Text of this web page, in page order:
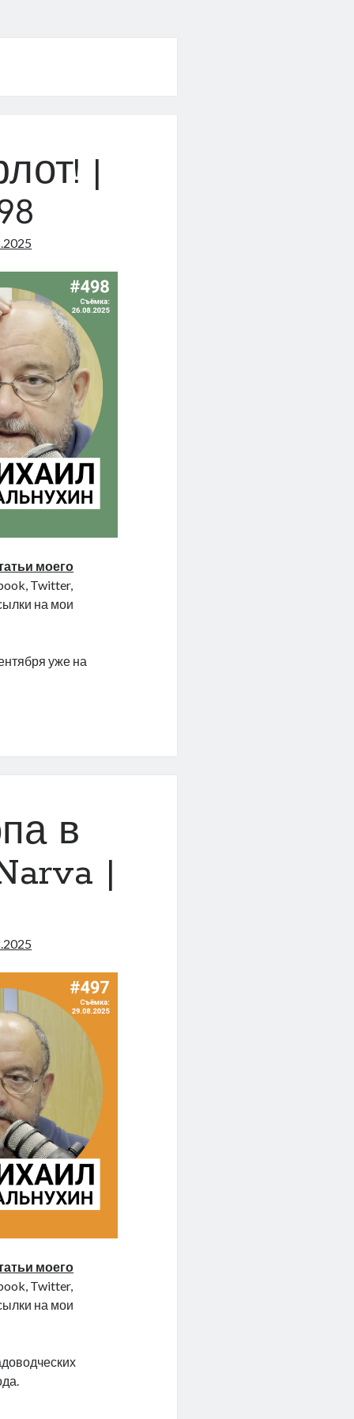
|
моего
Twitter,
на мои
уже на
в
|
моего
Twitter,
на мои